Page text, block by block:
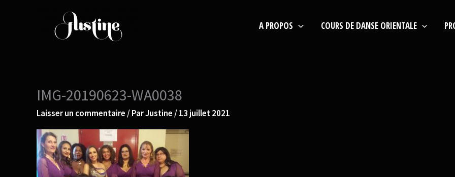
A PROPOS COURS DE DANSE ORIENTALE
IMG-20190623-WA0038
Laisser un commentaire / ParJustine /13 juillet 2021